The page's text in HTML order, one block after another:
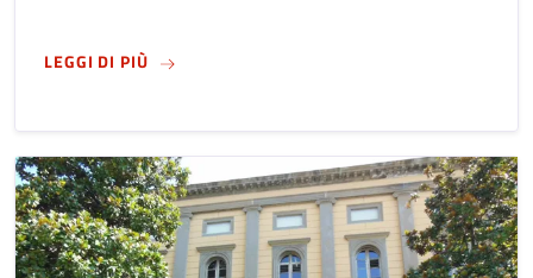
LEGGI DI PIÙSUBIBLIOTECA BETTY AMBIVERI